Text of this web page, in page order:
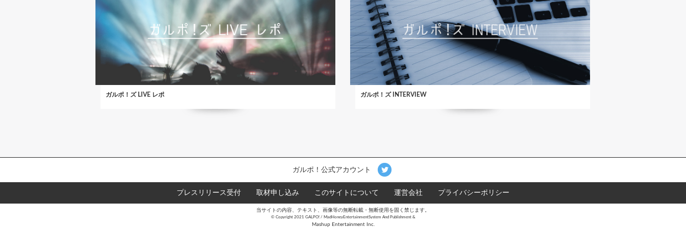
ガルポ！ズ LIVE レポ ガルポ！ズ INTERVIEW
ガルポ！公式アカウント
プレスリリース受付 取材申し込み このサイトについて 運営会社 プライバシーポリシー
当サイトの内容、テキスト、画像等の無断転載・無断使用を固く禁じます。
©︎ Copyright 2021 GALPO! / MadHoneyEntertainmentSystem And Publishment &
Mashup Entertainment Inc.